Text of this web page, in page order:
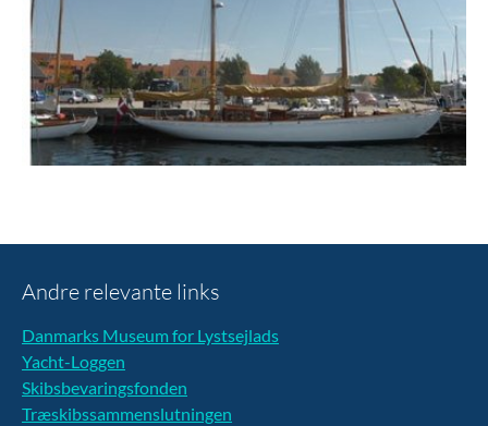
Andre relevante links
Danmarks Museum for Lystsejlads
Yacht-Loggen
Skibsbevaringsfonden
Træskibssammenslutningen